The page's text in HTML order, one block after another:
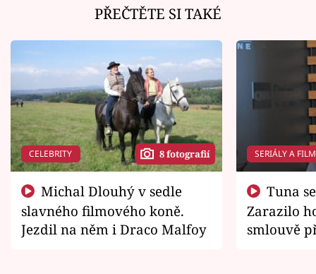
PŘEČTĚTE SI TAKÉ
CELEBRITY 8 fotografií
slavného filmového koně.
Jezdil na něm i Draco Malfoy
SERIÁLY A
Zarazilo
smlouvě